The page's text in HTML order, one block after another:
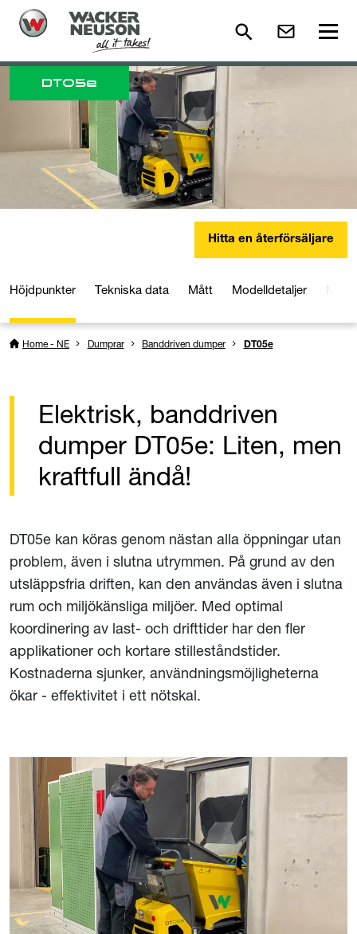
DT05e
Hitta en återförsäljare
Höjdpunkter Tekniska data Mått Modelldetaljer
Home - NE Dumprar Banddriven dumper DT05e
Elektrisk, banddriven
dumper DT05e: Liten, men
kraftfull ändå!
DT05e kan köras genom nästan alla öppningar utan
problem, även i slutna utrymmen. På grund av den
utsläppsfria driften, kan den användas även i slutna
rum och miljökänsliga miljöer. Med optimal
koordinering av last- och drifttider har den fler
applikationer och kortare stilleståndstider.
Kostnaderna sjunker, användningsmöjligheterna
ökar - effektivitet i ett nötskal.